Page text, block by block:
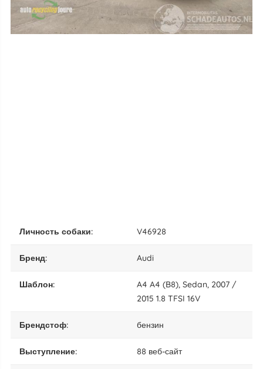
личность собаки: V46928
бренд: Audi
шаблон:
A4 A4 (B8), Sedan, 2007 /
2015 1.8 TFSI 16V
брендстоф: бензин
выступление: 88 веб-сайт